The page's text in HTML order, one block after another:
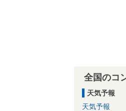
全国のコ
天気予報
天気予報